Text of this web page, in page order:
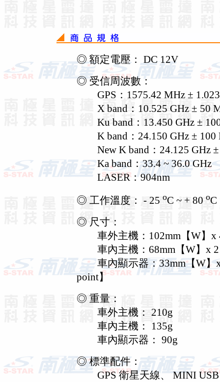
◎ 額定電壓： DC 12V
◎ 受信周波數：
GPS：1575.42 MHz ±
X band：10.525 GHz ± 50
Ku band：13.450 GHz ±
K band：24.150 GHz ± 100
New K band：24.125 GHz ±
Ka band：33.4 ~ 36.0 GHz
LASER：904nm
◎ 工作溫度： - 25 oC ~ + 80 oC
◎ 尺寸：
車外主機：102mm【W】x
車內主機：68mm【W】x
車內顯示器：33mm【W】x
point】
◎ 重量：
車外主機： 210g
車內主機： 135g
車內顯示器： 90g
◎ 標準配件：
GPS 衛星天線、 MINI USB